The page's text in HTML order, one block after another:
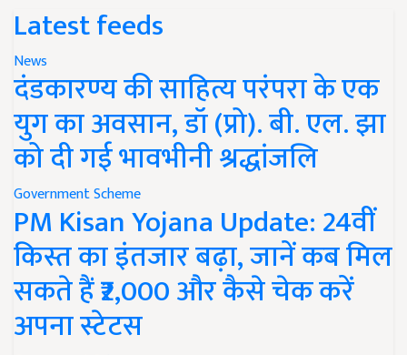
Latest feeds
News
दंडकारण्य की साहित्य परंपरा के एक
युग का अवसान, डॉ (प्रो). बी. एल. झा
को दी गई भावभीनी श्रद्धांजलि
Government Scheme
PM Kisan Yojana Update: 24वीं
किस्त का इंतजार बढ़ा, जानें कब मिल
सकते हैं ₹2,000 और कैसे चेक करें
अपना स्टेटस